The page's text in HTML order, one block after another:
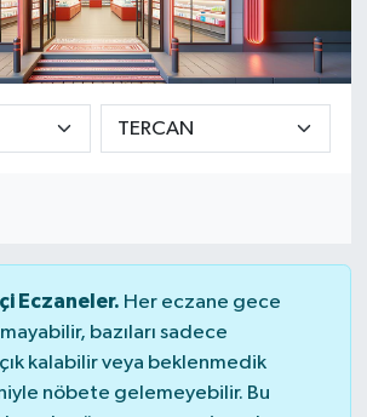
Eczaneler. Her eczane gece
bazıları sadece
kalabilir veya beklenmedik
nöbete gelemeyebilir. Bu